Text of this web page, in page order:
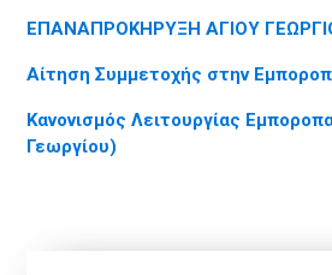
ΕΠΑΝΑΠΡΟΚΗΡΥΞΗ ΑΓΙΟΥ
Αίτηση Συμμετοχής στην
Κανονισμός Λειτουργίας
Γεωργίου)